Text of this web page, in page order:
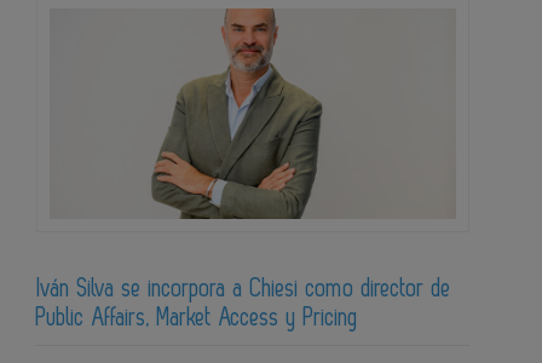
Iván Silva se incorpora a Chiesi como director de
Public Affairs, Market Access y Pricing